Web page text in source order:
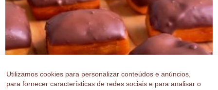
Utilizamos cookies para personalizar conteúdos e anúncios,
para fornecer características de redes sociais e para analisar o